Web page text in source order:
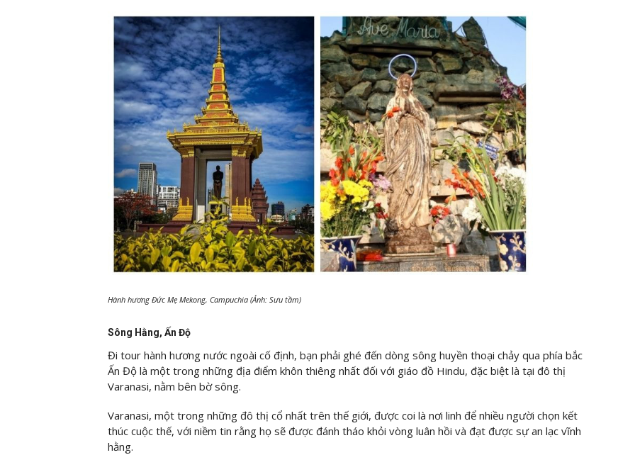
Hành hương Đức Mẹ Mekong, Campuchia (Ảnh: Sưu tầm)
Sông Hằng, Ấn Độ
Đi tour hành hương nước ngoài cố định, bạn phải ghé đến dòng sông huyền thoại chảy qua phía bắc
Ấn Độ là một trong những địa điểm khôn thiêng nhất đối với giáo đồ Hindu, đặc biệt là tại đô thị
Varanasi, nằm bên bờ sông.
Varanasi, một trong những đô thị cổ nhất trên thế giới, được coi là nơi linh để nhiều người chọn kết
thúc cuộc thế, với niềm tin rằng họ sẽ được đánh tháo khỏi vòng luân hồi và đạt được sự an lạc vĩnh
hằng.